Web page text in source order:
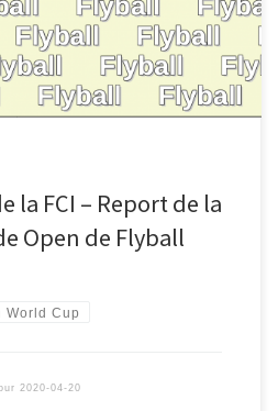
la FCI – Report de la
Open de Flyball
World Cup
2020-04-20